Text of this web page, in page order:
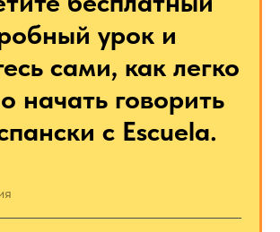
урок и
сами, как легко
начать говорить
с Escuela.